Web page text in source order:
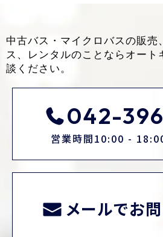
中古バス・マイクロバスの販売
ス、レンタルのことなら オート
談ください。
042-
営業時間10:00 -
メールでお